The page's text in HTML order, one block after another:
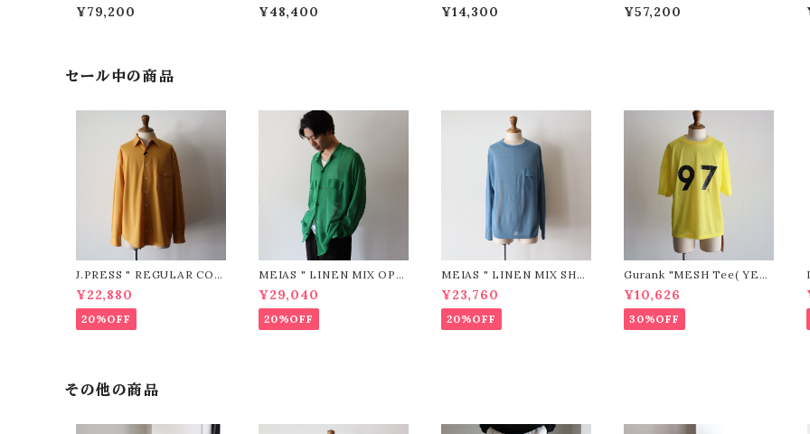
Y JACKET ( Navy )”
¥79,200
Navy )”
¥48,400
SHORT SLEEVE T ( Off
White )”
¥14,300
TROUSERS ( Black )”
¥57,200
セール中の商品
J.PRESS " REGULAR COL
LAR PATCH & FLAP Shirt
(YELLOW)"
¥22,880
20%OFF
MEIAS " LINEN MIX OPE
N COLLAR SHIRTS ( GRE
EN )"
¥29,040
20%OFF
MEIAS " LINEN MIX SHE
ER P/O (BLUE)"
¥23,760
20%OFF
Gurank "MESH Tee( YEL
LOW)"
¥10,626
30%OFF
その他の商品